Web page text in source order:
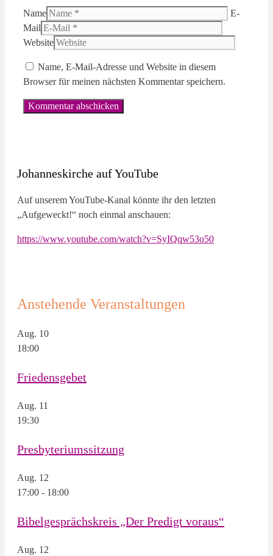
Name
E-
Mail
Website
Name, E-Mail-Adresse und Website in diesem
Browser für meinen nächsten Kommentar speichern.
Johanneskirche auf YouTube
Auf unserem YouTube-Kanal könnte ihr den letzten
„Aufgeweckt!“ noch einmal anschauen:
https://www.youtube.com/watch?v=SyIQqw53o50
Anstehende Veranstaltungen
Aug. 10
18:00
Friedensgebet
Aug. 11
19:30
Presbyteriumssitzung
Aug. 12
17:00 - 18:00
Bibelgesprächskreis „Der Predigt voraus“
Aug. 12